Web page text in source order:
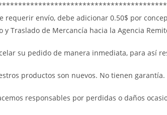
requerir envío, debe adicionar 0.50$ por
y Traslado de Mercancía hacia la Agencia
su pedido de manera inmediata, para así
productos son nuevos. No tienen garantía.
responsables por perdidas o daños